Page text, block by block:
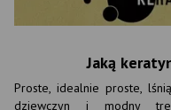
Jaką
Proste, idealnie proste,
dziewczyn i modny